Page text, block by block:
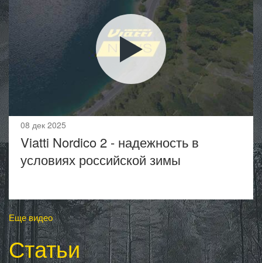
08 дек 2025
Viatti Nordico 2 - надежность в
условиях российской зимы
Еще видео
Статьи